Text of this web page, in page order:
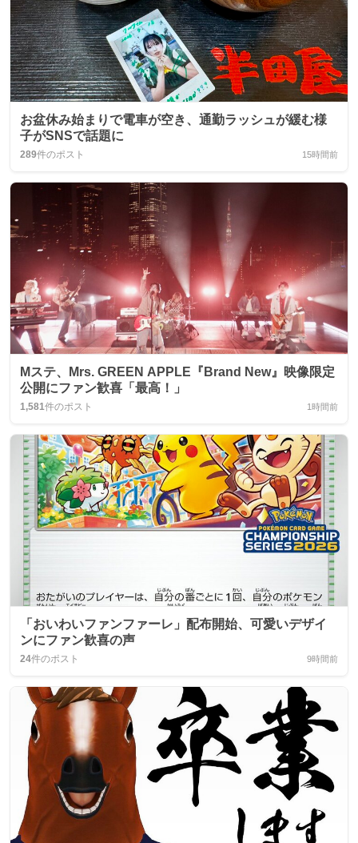
お盆休み始まりで電車が空き、通勤ラッシュが緩む様
子がSNSで話題に
289件のポスト 15時間前
Mステ、Mrs. GREEN APPLE『Brand New』映像限定
公開にファン歓喜「最高！」
1,581件のポスト 1時間前
「おいわいファンファーレ」配布開始、可愛いデザイ
ンにファン歓喜の声
24件のポスト 9時間前